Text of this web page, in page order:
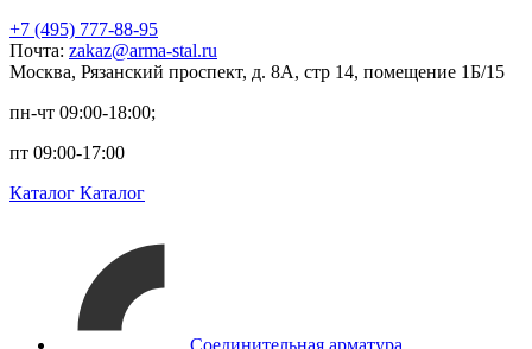
+7 (495) 777-88-95
Почта: zakaz@arma-stal.ru
Москва, Рязанский проспект, д. 8А, стр 14, помещение 1Б/15
пн-чт 09:00-18:00;
пт 09:00-17:00
Каталог Каталог
Соединительная арматура